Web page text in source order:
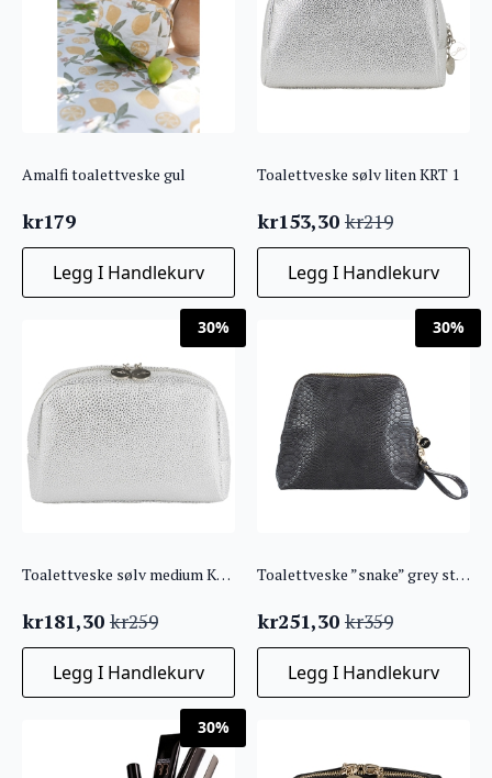
Amalfi toalettveske gul
kr179
Legg I Handlekurv
Toalettveske sølv liten KRT 1
kr219
Opprinnelig
pris
var:
kr219.
kr153,30
Nåværende
pris
kr153,30.
Legg I Handlekurv
30%
Toalettveske sølv medium KRT 4
kr259
Opprinnelig
pris
var:
kr259.
kr181,30
Nåværende
pris
kr181,30.
Legg I Handlekurv
30%
Toalettveske ”snake” grey stor KRT 3
kr359
Opprinnelig
pris
var:
kr359.
kr251,30
Nåværende
pris
kr251,30.
Legg I Handlekurv
30%